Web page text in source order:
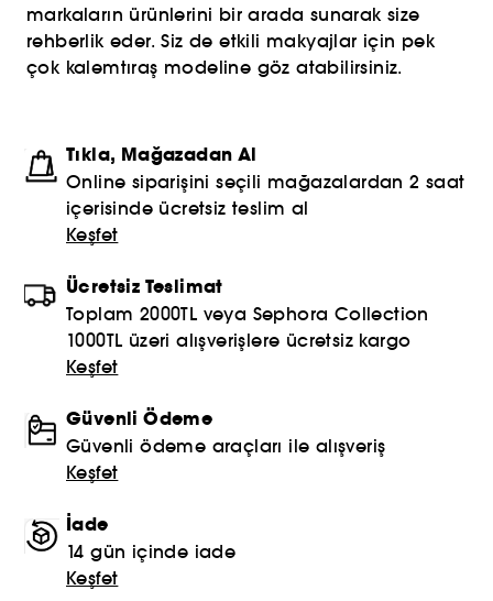
markaların ürünlerini bir arada sunarak size
rehberlik eder. Siz de etkili makyajlar için pek
çok kalemtıraş modeline göz atabilirsiniz.
Tıkla, Mağazadan Al
Online siparişini seçili mağazalardan 2 saat
içerisinde ücretsiz teslim al
Keşfet
Ücretsiz Teslimat
Toplam 2000TL veya Sephora Collection
1000TL üzeri alışverişlere ücretsiz kargo
Keşfet
Güvenli Ödeme
Güvenli ödeme araçları ile alışveriş
Keşfet
İade
14 gün içinde iade
Keşfet